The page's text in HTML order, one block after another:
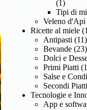
(1)
Tipi di
Veleno d'Api
Ricette al miele
Antipasti (11)
Bevande (23)
Dolci e
Primi Piatti
Salse e
Secondi Piatti
Tecnologie e
App e